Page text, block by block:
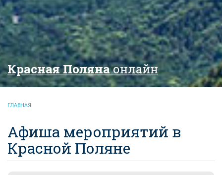
Красная Полянаонлайн
ГЛАВНАЯ
Афиша мероприятий в
Красной Поляне